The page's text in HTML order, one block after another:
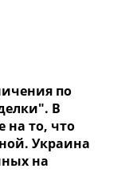
по
В
на то, что
Украина
на